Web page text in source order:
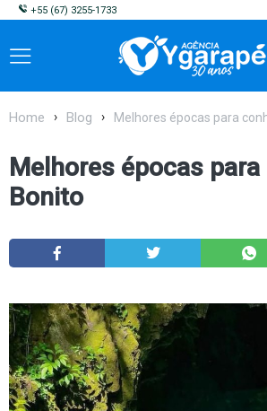
+55 (67) 3255-1733
Home Blog Melhores épocas para
Melhores épocas
Bonito